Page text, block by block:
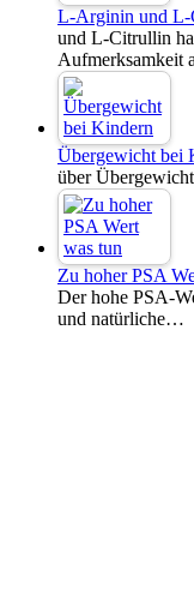
L-Arginin und
und L-Citrullin
Aufmerksamkeit
Übergewicht bei
über
Zu hoher PSA
Der hohe PSA-
und natürliche…